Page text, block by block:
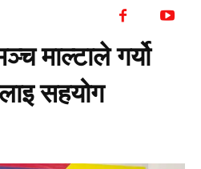
माल्टाले गर्यो
सहयोग